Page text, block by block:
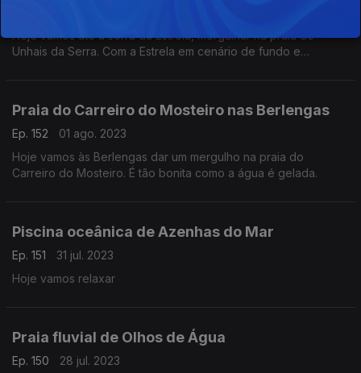
Hoje vamos até à serra da Estrela, mergulhar na praia de
Unhais da Serra. Com a Estrela em cenário de fundo e
Praia do Carreiro do Mosteiro nas Berlengas
Ep. 152
01 ago. 2023
Hoje vamos às Berlengas dar um mergulho na praia do
Carreiro do Mosteiro. É tão bonita como a água é gelada.
Piscina oceânica de Azenhas do Mar
Ep. 151
31 jul. 2023
Hoje vamos relaxar
Praia fluvial de Olhos de Água
Ep. 150
28 jul. 2023